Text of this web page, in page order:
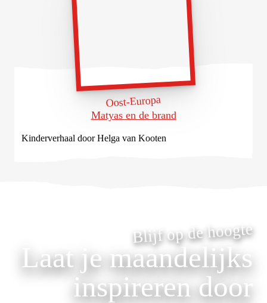
Oost-Europa
Matyas en de brand
Kinderverhaal door Helga van Kooten
Blijf op de hoogte
Laat je maandelijks
inspireren door